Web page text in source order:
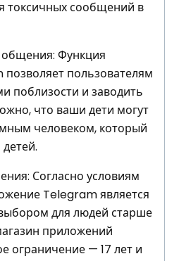
токсичных сообщений в
Функция
позволяет пользователям
поблизости и заводить
что ваши дети могут
человеком, который
Согласно условиям
Telegram является
для людей старше
приложений
ограничение — 17 лет и